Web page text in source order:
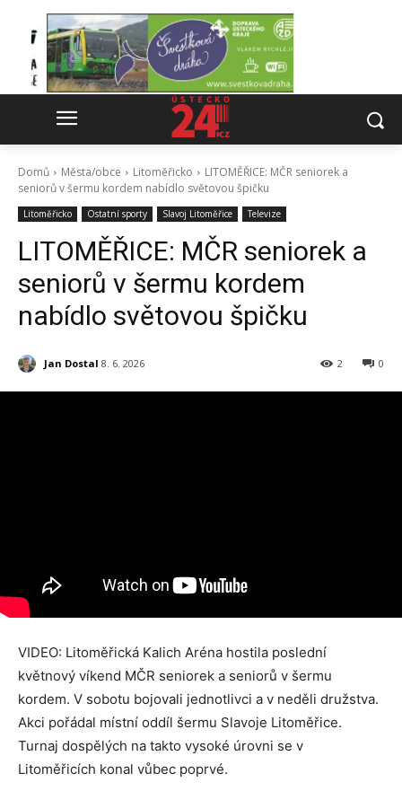
Domů Města/obce Litoměřicko
LITOMĚŘICE: MČR seniorek a
seniorů v šermu kordem nabídlo světovou špičku
Litoměřicko Ostatní sporty Slavoj Litoměřice Televize
LITOMĚŘICE: MČR seniorek a
seniorů v šermu kordem
nabídlo světovou špičku
Jan Dostal 8. 6. 2026 0
2
VIDEO: Litoměřická Kalich Aréna hostila poslední
květnový víkend MČR seniorek a seniorů v šermu
kordem. V sobotu bojovali jednotlivci a v neděli družstva.
Akci pořádal místní oddíl šermu Slavoje Litoměřice.
Turnaj dospělých na takto vysoké úrovni se v
Litoměřicích konal vůbec poprvé.